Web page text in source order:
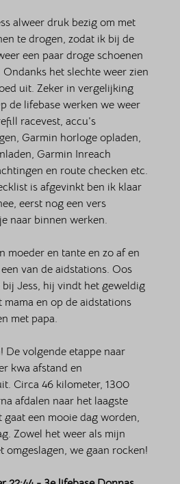
alweer druk bezig om met
te drogen, zodat ik bij de
een paar droge schoenen
het slechte weer zien
uit. Zeker in vergelijking
de lifebase werken we weer
racevest, accu’s
Garmin horloge opladen,
Garmin Inreach
en route checken etc.
is afgevinkt ben ik klaar
eerst nog een vers
naar binnen werken.
moeder en tante en zo af en
van de aidstations. Oos
Jess, hij vindt het geweldig
en op de aidstations
met papa.
De volgende etappe naar
kwa afstand en
Circa 46 kilometer, 1300
afdalen naar het laagste
gaat een mooie dag worden,
Zowel het weer als mijn
omgeslagen, we gaan rocken!